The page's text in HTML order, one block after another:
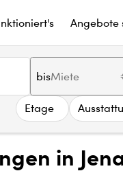
Angebote
bis
Etage
in